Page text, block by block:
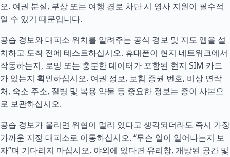
오. 여권 분실, 부상 또는 여행 경로 차단 시 영사 지원이 필수적
일 수 있기 때문입니다.
공습 경보와 대피소 위치를 알려주는 공식 경보 및 지도 앱을 설
치하고 도착 전에 테스트하십시오. 휴대폰이 현지 네트워크에서
작동하는지, 로밍 또는 충분한 데이터가 포함된 현지 SIM 카드
가 있는지 확인하십시오. 여권 정보, 보험 증권 번호, 비상 연락
처, 숙소 주소, 질병 및 복용 약물 등 중요한 정보는 종이 사본으
로 보관하십시오.
공습 경보가 울리면 위협이 멀리 있다고 생각되더라도 즉시 가장
가까운 지정 대피소로 이동하십시오. “무슨 일이 일어나는지 보
자”며 기다리지 마십시오. 야외에 있다면 유리창, 개방된 공간 및